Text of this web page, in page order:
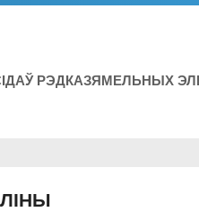
РЭДКАЗЯМЕЛЬНЫХ